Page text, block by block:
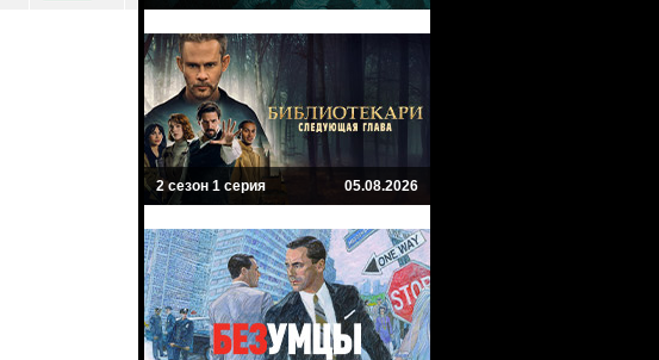
2 сезон 1 серия 05.08.2026